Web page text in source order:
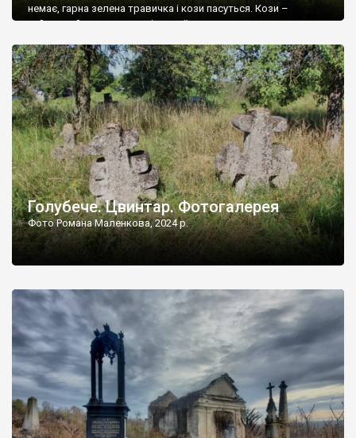
немає, гарна зелена травичка і кози пасуться. Кози –
найкращий регулятор шкідливої, для старих кладовищ,
бруньками, кози ті бруньки обгризають, бо то улюблений
делікатес. На цвинтарі у Голубечому ціла колекція
різноманітних форм хрестів. Село відносно невелике, […]
Голубече. Цвинтар. Фотогалерея
Фото Романа Маленкова, 2024 р.